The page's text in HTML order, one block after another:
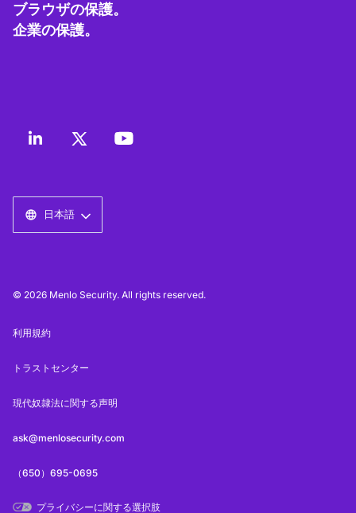
ブラウザの保護。
企業の保護。
日本語
© 2026 Menlo Security. All rights reserved.
利用規約
トラストセンター
現代奴隷法に関する声明
ask@menlosecurity.com
（650）695-0695
プライバシーに関する選択肢